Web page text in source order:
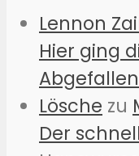
Lennon
Hier ging
Lösche zu
Der